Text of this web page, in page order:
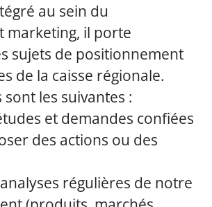
au sein du
marketing, il porte
sujets de positionnement
de la caisse régionale.
sont les suivantes :
et demandes confiées
des actions ou des
régulières de notre